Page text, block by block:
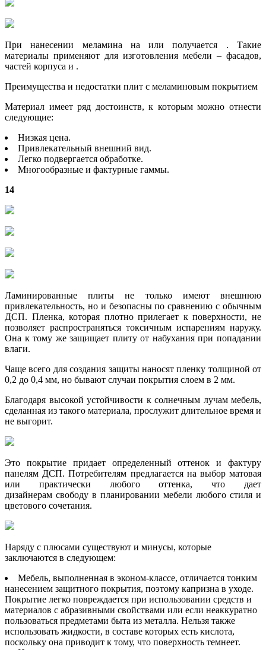
При нанесении меламина на или получается . Такие
материалы применяют для изготовления мебели – фасадов,
частей корпуса и .
Преимущества и недостатки плит с меламиновым покрытием
Материал имеет ряд достоинств, к которым можно отнести
следующие:
Низкая цена.
Привлекательный внешний вид.
Легко подвергается обработке.
Многообразные и фактурные гаммы.
14
Ламинированные плиты не только имеют внешнюю
привлекательность, но и безопасны по сравнению с обычным
ДСП. Пленка, которая плотно прилегает к поверхности, не
позволяет распространяться токсичным испарениям наружу.
Она к тому же защищает плиту от набухания при попадании
влаги.
Чаще всего для создания защиты наносят пленку толщиной от
0,2 до 0,4 мм, но бывают случаи покрытия слоем в 2 мм.
Благодаря высокой устойчивости к солнечным лучам мебель,
сделанная из такого материала, прослужит длительное время и
не выгорит.
Это покрытие придает определенный оттенок и фактуру
панелям ДСП. Потребителям предлагается на выбор матовая
или практически любого оттенка, что дает
дизайнерам свободу в планировании мебели любого стиля и
цветового сочетания.
Наряду с плюсами существуют и минусы, которые
заключаются в следующем:
Мебель, выполненная в эконом-классе, отличается тонким
нанесением защитного покрытия, поэтому капризна в уходе.
Покрытие легко повреждается при использовании средств и
материалов с абразивными свойствами или если неаккуратно
пользоваться предметами быта из металла. Нельзя также
использовать жидкости, в составе которых есть кислота,
поскольку она приводит к тому, что поверхность темнеет.